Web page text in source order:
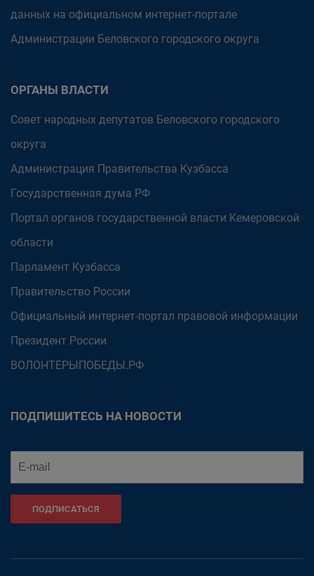
данных на официальном интернет-портале
Администрации Беловского городского округа
ОРГАНЫ ВЛАСТИ
Совет народных депутатов Беловского городского
округа
Администрация Правительства Кузбасса
Государственная дума РФ
Портал органов государственной власти Кемеровской
области
Парламент Кузбасса
Правительство России
Официальный интернет-портал правовой информации
Президент России
ВОЛОНТЕРЫПОБЕДЫ.РФ
ПОДПИШИТЕСЬ НА НОВОСТИ
ПОДПИСАТЬСЯ